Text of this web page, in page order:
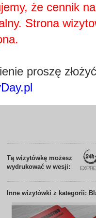
Edytuj
Tą wizytówkę możesz
wydrukować w wesji:
Inne wizytówki z kategorii:
że cennik
Strona
proszę